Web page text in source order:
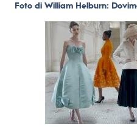
Foto di William Helburn: